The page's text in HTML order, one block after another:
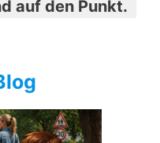
auf den Punkt.